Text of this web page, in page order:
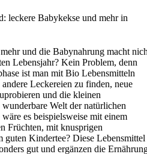
leckere Babykekse und mehr in
und die Babynahrung macht
Lebensjahr? Kein Problem, denn
ist man mit Bio Lebensmitteln
Leckereien zu finden, neue
und die kleinen
Welt der natürlichen
es beispielsweise mit einem
Früchten, mit knusprigen
guten Kindertee? Diese Lebensmittel
gut und ergänzen die